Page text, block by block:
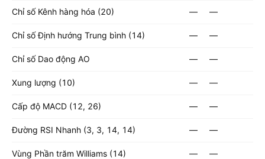
Chỉ số Kênh hàng hóa (20) — —
Chỉ số Định hướng Trung bình (14) — —
Chỉ số Dao động AO — —
Xung lượng (10) — —
Cấp độ MACD (12, 26) — —
Đường RSI Nhanh (3, 3, 14, 14) — —
Vùng Phần trăm Williams (14) — —